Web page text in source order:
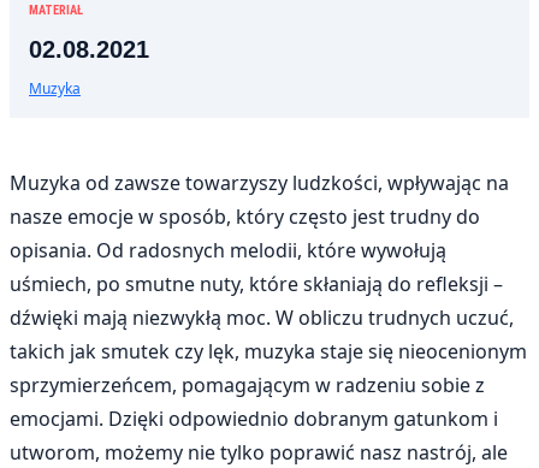
MATERIAŁ
02.08.2021
Muzyka
Muzyka od zawsze towarzyszy ludzkości, wpływając na
nasze emocje w sposób, który często jest trudny do
opisania. Od radosnych melodii, które wywołują
uśmiech, po smutne nuty, które skłaniają do refleksji –
dźwięki mają niezwykłą moc. W obliczu trudnych uczuć,
takich jak smutek czy lęk, muzyka staje się nieocenionym
sprzymierzeńcem, pomagającym w radzeniu sobie z
emocjami. Dzięki odpowiednio dobranym gatunkom i
utworom, możemy nie tylko poprawić nasz nastrój, ale